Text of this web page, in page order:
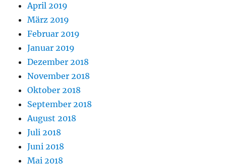
April 2019
März 2019
Februar 2019
Januar 2019
Dezember 2018
November 2018
Oktober 2018
September 2018
August 2018
Juli 2018
Juni 2018
Mai 2018